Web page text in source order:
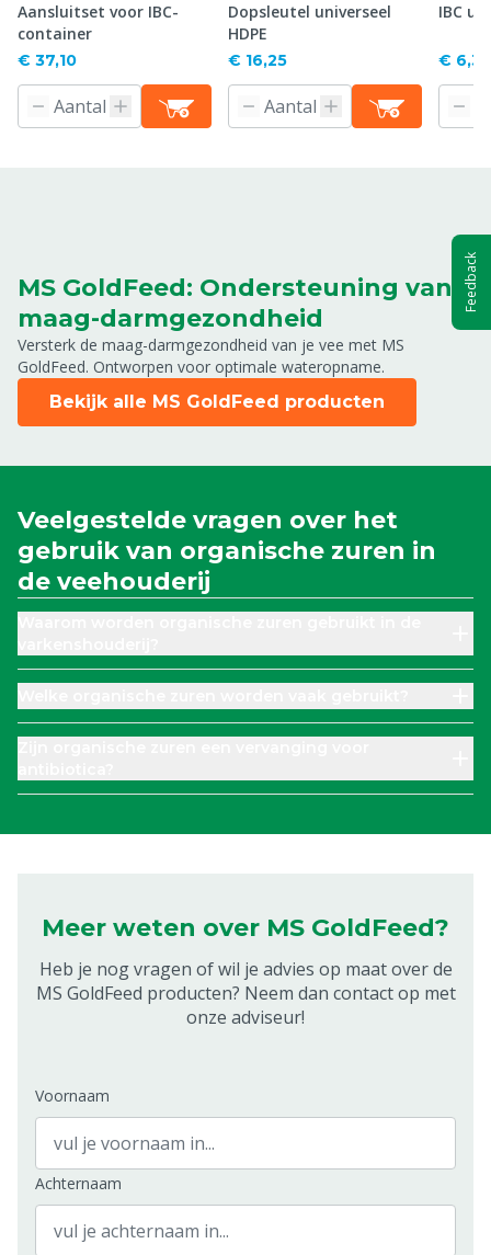
Aansluitset voor IBC-
container
€ 37,10
Dopsleutel universeel
HDPE
€ 16,25
IBC
€ 6,30
MS GoldFeed: Ondersteuning van
maag-darmgezondheid
Versterk de maag-darmgezondheid van je vee met MS
GoldFeed. Ontworpen voor optimale wateropname.
Bekijk alle MS GoldFeed producten
Veelgestelde vragen over het
gebruik van organische zuren in
de veehouderij
Meer weten over MS GoldFeed?
Heb je nog vragen of wil je advies op maat over de
MS GoldFeed producten? Neem dan contact op met
onze adviseur!
Voornaam
Achternaam
Feedback